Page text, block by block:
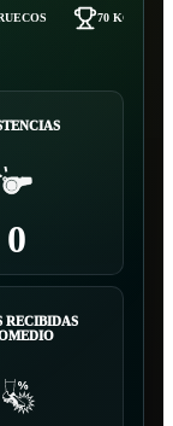
70 KG
0
RECIBIDAS